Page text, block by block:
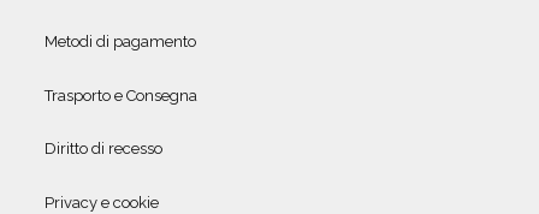
Metodi di pagamento
Trasporto e Consegna
Diritto di recesso
Privacy e cookie